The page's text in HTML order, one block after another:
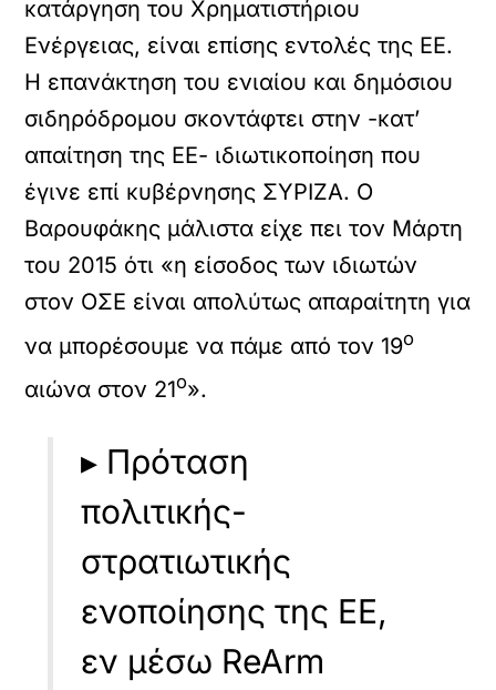
κατάργηση του Χρηματιστήριου
Ενέργειας, είναι επίσης εντολές της ΕΕ.
Η επανάκτηση του ενιαίου και δημόσιου
σιδηρόδρομου σκοντάφτει στην -κατ’
απαίτηση της ΕΕ- ιδιωτικοποίηση που
έγινε επί κυβέρνησης ΣΥΡΙΖΑ. Ο
Βαρουφάκης μάλιστα είχε πει τον Μάρτη
του 2015 ότι «η είσοδος των ιδιωτών
στον ΟΣΕ είναι απολύτως απαραίτητη για
να μπορέσουμε να πάμε από τον 19ο
αιώνα στον 21ο».
▸ Πρόταση
πολιτικής-
στρατιωτικής
ενοποίησης της ΕΕ,
εν μέσω ReArm